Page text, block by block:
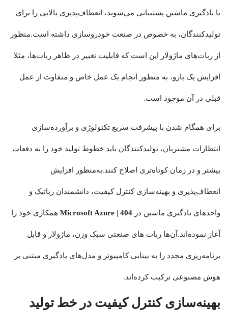
با یادگیری ماشین پشتیبانی می‌شوند، انعطاف‌پذیری بالایی را برای
تولیدکنندگان، به خصوص در صنعت خودروسازی داشته است.منظور
از ربات‌های ماژولار این است که قابلیت تغییر در ظاهر ربات‌ها، مثلا
افزایش یک بازو، به منظور انجام یک عمل خاص و متفاوت از عمل
قبلی در آن موجود است.
برای همگام شدن با پیشرفت سریع تکنولوژی و برآورده‌سازی
انتظارات مشتریان، تولیدکنندگان باید خطوط تولید خود را به دفعات
بیشتر و در زمان کوتاه‌تری اصلاح کنند.به‌منظور افزایش
انعطاف‌پذیری و بهینه‌سازی کنترل کیفیت، دانشمندان رباتیک و
واحدهای یادگیری ماشین در Microsoft Azure | 404 همکاری خود را
آغاز نموده‌اند.آن‌ها ربات های صنعتی سبک وزن، ماژولار و قابل
برنامه‌ریزی مجدد را به بینایی کامپیوتر و مدل‌های یادگیری مبتنی بر
هوش مصنوعی ترکیب کرده‌اند.
بهینه‌سازی کنترل کیفیت در خط تولید